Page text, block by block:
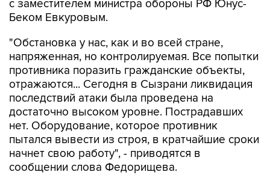
с заместителем министра обороны РФ Юнус-
Беком Евкуровым.
"Обстановка у нас, как и во всей стране,
напряженная, но контролируемая. Все попытки
противника поразить гражданские объекты,
отражаются... Сегодня в Сызрани ликвидация
последствий атаки была проведена на
достаточно высоком уровне. Пострадавших
нет. Оборудование, которое противник
пытался вывести из строя, в кратчайшие сроки
начнет свою работу", - приводятся в
сообщении слова Федорищева.